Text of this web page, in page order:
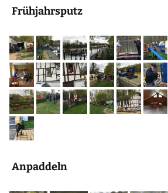
Frühjahrsputz
Anpaddeln